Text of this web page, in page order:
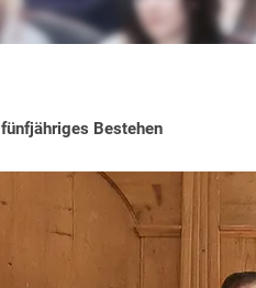
Bestehen